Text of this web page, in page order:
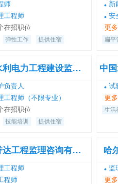
高度重视全资质建
得工程监理综合资质
资质、环境监理甲
价咨询信用AAA
级资质、水利工程
理资信评价AAA
域名服务许可证、通
环保技术咨询服务
、建筑业企业三级承
步伐，艰苦创业，砥
投资达3000多亿元的
力、交通、能源、市
取得了令人瞩目的
师
工程师
在招职位
弹性工作 提供住宿
新
安
更
扁平
湖南省水利电力工程建设监理咨询有限公司
负责人
工程师（不限专业）
在招职位
技能培训 提供住宿
试
更
生活
北京博誉达工程监理咨询有限公司
工程师
程师
哈
监
更